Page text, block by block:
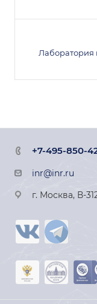
Лаборатория
+7-495-850-
inr@inr.ru
г. Москва, В-